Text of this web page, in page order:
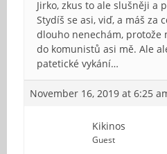
Jirko, zkus to ale slušněji a
Stydíš se asi, viď, a máš za
dlouho nenechám, protože
do komunistů asi mě. Ale
patetické vykání…
November 16, 2019 at 6:25
Kikinos
Guest